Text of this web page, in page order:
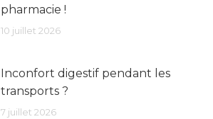
pharmacie !
10 juillet 2026
Inconfort digestif pendant les
transports ?
7 juillet 2026